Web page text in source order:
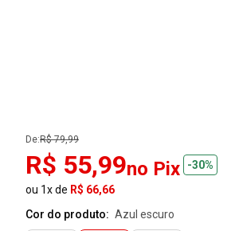
De:R$ 79,99
R$ 55,99no Pix
-30%
ou 1x de R$ 66,66
Cor do produto:
azul escuro